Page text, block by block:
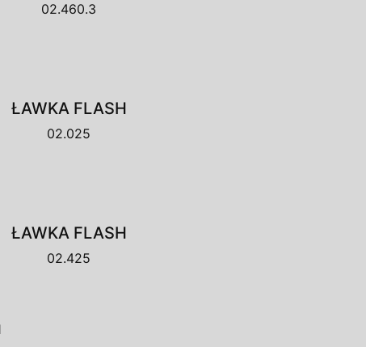
02.460.3
ŁAWKA FLASH
02.025
ŁAWKA FLASH
02.425